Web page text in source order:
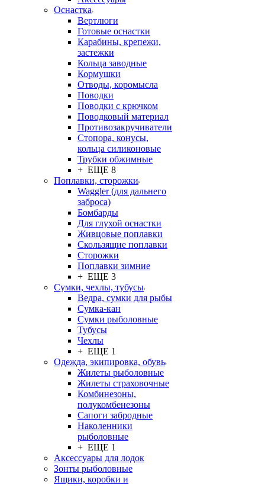
Оснастка
Вертлюги
Готовые оснастки
Карабины, крепежи,
застежки
Кольца заводные
Кормушки
Отводы, коромысла
Поводки
Поводки с крючком
Поводковый материал
Противозакручиватели
Стопора, конусы,
кольца силиконовые
Трубки обжимные
+ ЕЩЕ 8
Поплавки, сторожки
Waggler (для дальнего
заброса)
Бомбарды
Для глухой оснастки
Живцовые поплавки
Скользящие поплавки
Сторожки
Поплавки зимние
+ ЕЩЕ 3
Сумки, чехлы, тубусы
Ведра, сумки для рыбы
Сумка-кан
Сумки рыболовные
Тубусы
Чехлы
+ ЕЩЕ 1
Одежда, экипировка, обувь
Жилеты рыболовные
Жилеты страховочные
Комбинезоны,
полукомбенезоны
Сапоги забродные
Наколенники
рыболовные
+ ЕЩЕ 1
Аксессуары для лодок
Зонты рыболовные
Ящики, коробки и